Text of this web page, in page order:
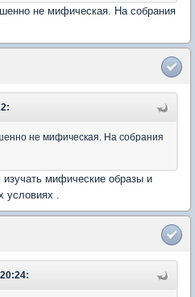
не мифическая. На собрания
не мифическая. На собрания
изучать мифические образы и
условиях .